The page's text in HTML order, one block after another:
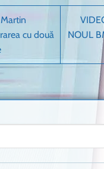
cu două
NOUL